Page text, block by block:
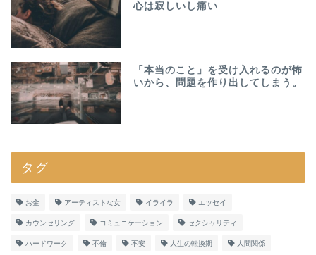
心は寂しいし痛い
「本当のこと」を受け入れるのが怖
いから、問題を作り出してしまう。
タグ
お金 アーティストな女 イライラ エッセイ
カウンセリング コミュニケーション セクシャリティ
ハードワーク 不倫 不安 人生の転換期 人間関係